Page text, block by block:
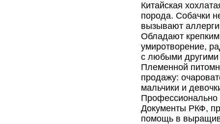
Китайская
порода. Собачки
вызывают
Обладают
умиротворение,
с любыми
Племенной
продажу:
мальчики и
Документы РКФ,
помощь в